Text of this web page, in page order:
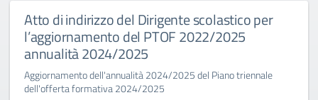
Atto di indirizzo del Dirigente scolastico per
l’aggiornamento del PTOF 2022/2025
annualità 2024/2025
Aggiornamento dell'annualità 2024/2025 del Piano triennale
dell'offerta formativa 2024/2025